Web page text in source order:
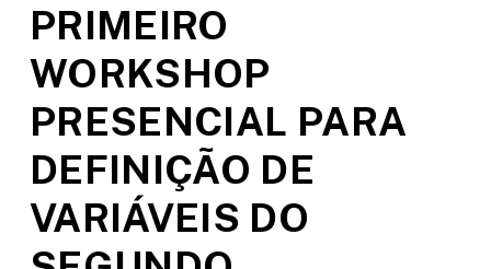
PRIMEIRO
WORKSHOP
PRESENCIAL PARA
DEFINIÇÃO DE
VARIÁVEIS DO